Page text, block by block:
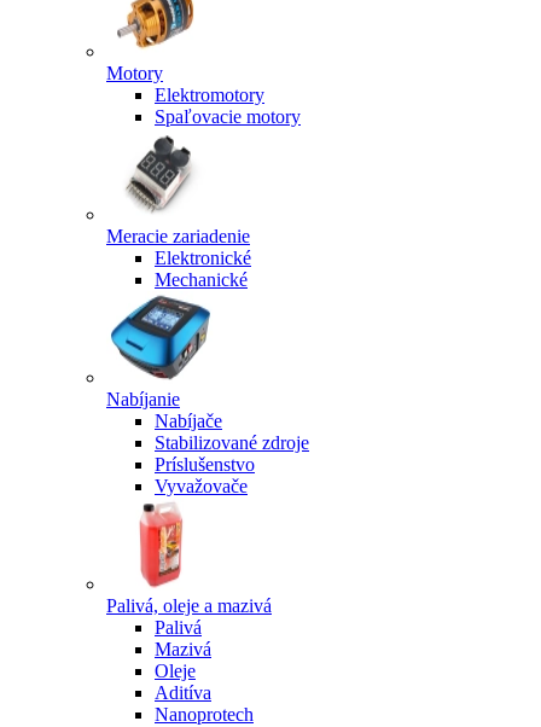
Motory
Elektromotory
Spaľovacie motory
Meracie zariadenie
Elektronické
Mechanické
Nabíjanie
Nabíjače
Stabilizované zdroje
Príslušenstvo
Vyvažovače
Palivá, oleje a mazivá
Palivá
Mazivá
Oleje
Aditíva
Nanoprotech